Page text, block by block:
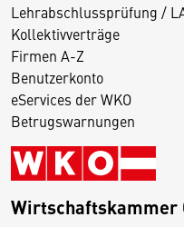
Lehrabschlussprüfung /
Kollektivverträge
Firmen A-Z
Benutzerkonto
eServices der WKO
Betrugswarnungen
Wirtschaftskammer